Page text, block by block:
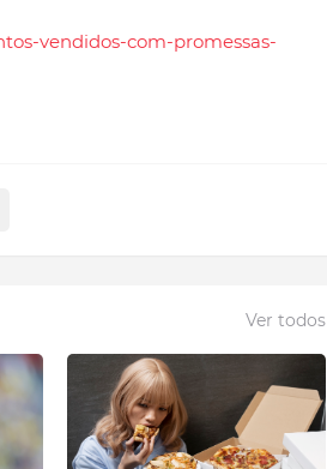
vendidos-com-promessas-
Ver todos